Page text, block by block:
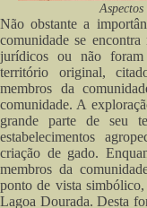
Não obstante a
comunidade se
jurídicos ou não
território original,
membros da
comunidade. A
grande parte de seu
estabelecimentos
criação de gado.
membros da
ponto de vista
Lagoa Dourada. Desta